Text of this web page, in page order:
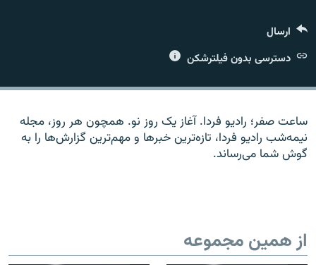
زبان‌های دیگر
ارسال
دسترسی بدون فیلترشکن
ساعت صفر؛ رادیو فردا. آغاز یک روز نو. همچون هر روز، مجله
نیمه‌شب رادیو فردا، تازه‌ترین خبرها و مهم‌ترین گزارش‌ها را به
گوش شما می‌رساند.
از همین مجموعه